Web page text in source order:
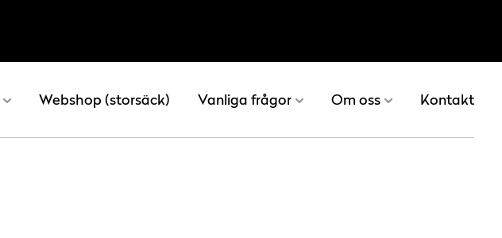
Webshop (storsäck) Vanliga frågor Om oss Kontakt